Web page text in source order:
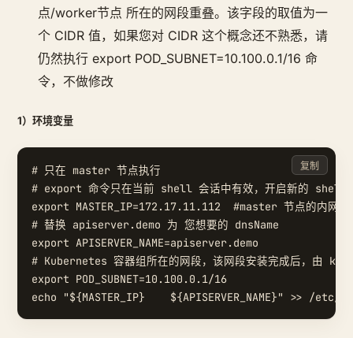
点/worker节点 所在的网段重叠。该字段的取值为一
个 CIDR 值，如果您对 CIDR 这个概念还不熟悉，请
仍然执行 export POD_SUBNET=10.100.0.1/16 命
令，不做修改
1）环境变量
# 只在 master 节点执行
# export 命令只在当前 shell 会话中有效，开启新的 shell
export MASTER_IP=172.17.11.112  #master 节点的内网IP
# 替换 apiserver.demo 为 您想要的 dnsName
export APISERVER_NAME=apiserver.demo
# Kubernetes 容器组所在的网段，该网段安装完成后，由
export POD_SUBNET=10.100.0.1/16
复制